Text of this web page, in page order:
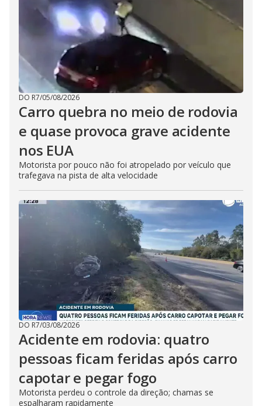
DO R7/05/08/2026
Carro quebra no meio de rodovia
e quase provoca grave acidente
nos EUA
Motorista por pouco não foi atropelado por veículo que
trafegava na pista de alta velocidade
DO R7/03/08/2026
Acidente em rodovia: quatro
pessoas ficam feridas após carro
capotar e pegar fogo
Motorista perdeu o controle da direção; chamas se
espalharam rapidamente